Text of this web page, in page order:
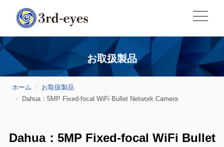
お取扱製品
ホーム
お取扱製品
Dahua：5MP Fixed-focal WiFi Bullet Network Camera
Dahua：5MP Fixed-focal WiFi Bullet